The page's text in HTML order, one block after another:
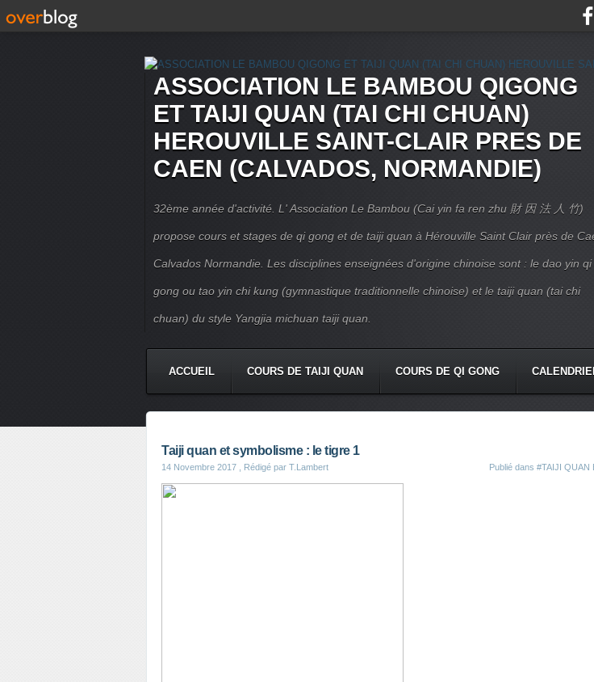
ASSOCIATION LE BAMBOU QIGONG
ET TAIJI QUAN (TAI CHI CHUAN)
HEROUVILLE SAINT-CLAIR PRES DE
CAEN (CALVADOS, NORMANDIE)
32ème année d'activité. L' Association Le Bambou (Cai yin fa ren zhu 財 因 法 人 竹)
propose cours et stages de qi gong et de taiji quan à Hérouville Saint Clair près de
Calvados Normandie. Les disciplines enseignées d'origine chinoise sont : le dao yin qi
gong ou tao yin chi kung (gymnastique traditionnelle chinoise) et le taiji quan (tai chi
chuan) du style Yangjia michuan taiji quan.
ACCUEIL COURS DE TAIJI QUAN COURS DE QI GONG
Taiji quan et symbolisme : le tigre 1
14 Novembre 2017 , Rédigé par T.Lambert Publié dans #TAIJI QUAN